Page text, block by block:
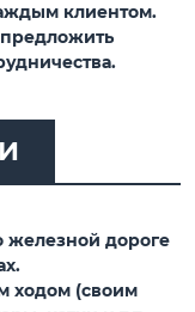
клиентом.
железной дороге
ходом (своим